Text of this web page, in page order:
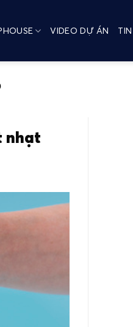
VIDEO DỰ ÁN
nhạt